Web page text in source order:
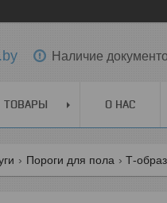
Наличие
ТОВАРЫ О НАС
Пороги для пола Т-